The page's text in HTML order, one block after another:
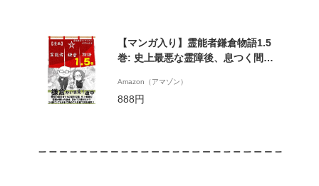
【マンガ入り】霊能者鎌倉物語1.5
巻: 史上最悪な霊障後、息つく間も
正社員すら知らなかった三十路女の
その後 (霊視経営SakuraSakuブック
Amazon（アマゾン）
888円